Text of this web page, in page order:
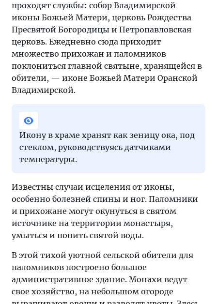
проходят службы: собор Владимирской
иконы Божьей Матери, церковь Рождества
Пресвятой Богородицы и Петропавловская
церковь. Ежедневно сюда приходит
множество прихожан и паломников
поклониться главной святыне, хранящейся в
обители, — иконе Божьей Матери Оранской
Владимирской.
Икону в храме хранят как зеницу ока, под
стеклом, руководствуясь датчиками
температуры.
Известны случаи исцеления от иконы,
особенно болезней спины и ног. Паломники
и прихожане могут окунуться в святом
источнике на территории монастыря,
умыться и попить святой воды.
В этой тихой уютной сельской обители для
паломников построено большое
административное здание. Монахи ведут
свое хозяйство, на небольшом огороде